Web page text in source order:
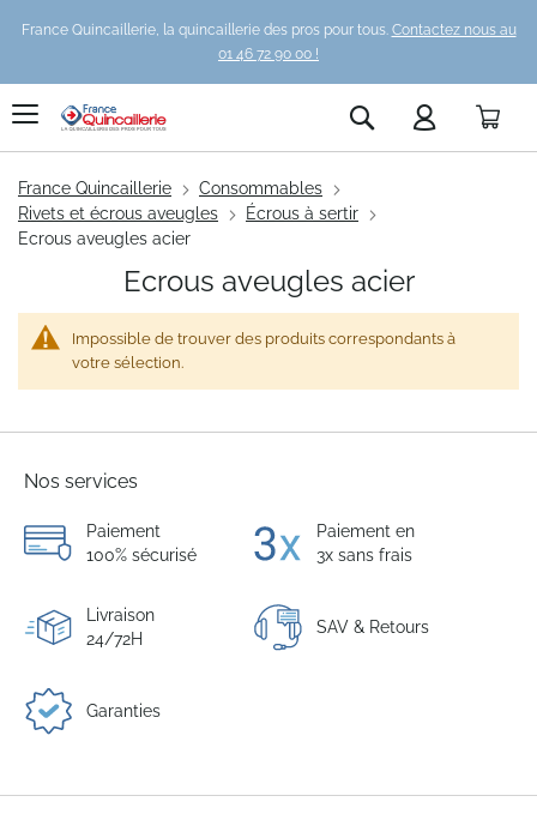
France Quincaillerie, la quincaillerie des pros pour tous. Contactez nous au
01 46 72 90 00 !
Rechercher
France Quincaillerie
Consommables
Rivets et écrous aveugles
Écrous à sertir
Ecrous aveugles acier
Ecrous aveugles acier
Impossible de trouver des produits correspondants à
votre sélection.
Nos services
Paiement
100% sécurisé
Paiement en
3x sans frais
Livraison
24/72H
SAV & Retours
Garanties